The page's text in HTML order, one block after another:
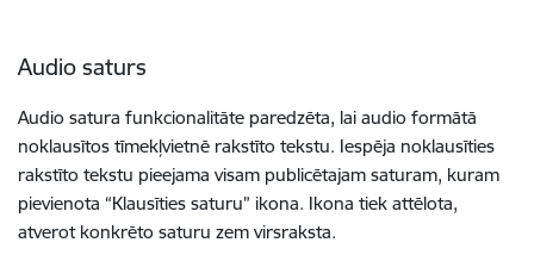
Audio saturs
Audio satura funkcionalitāte paredzēta, lai audio formātā
noklausītos tīmekļvietnē rakstīto tekstu. Iespēja noklausīties
rakstīto tekstu pieejama visam publicētajam saturam, kuram
pievienota “Klausīties saturu” ikona. Ikona tiek attēlota,
atverot konkrēto saturu zem virsraksta.